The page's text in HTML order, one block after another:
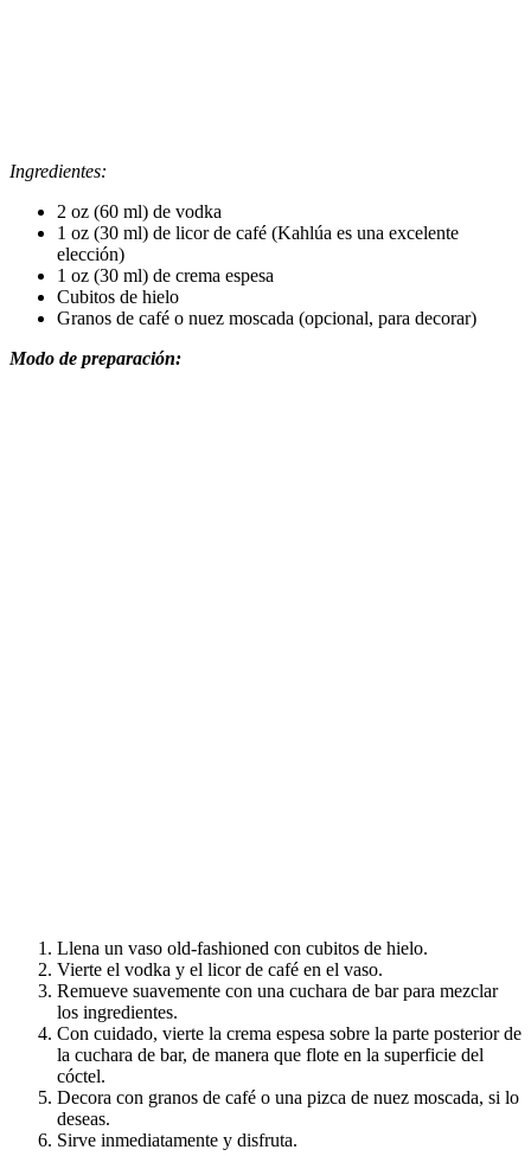
Ingredientes:
2 oz (60 ml) de vodka
1 oz (30 ml) de licor de café (Kahlúa es una excelente
elección)
1 oz (30 ml) de crema espesa
Cubitos de hielo
Granos de café o nuez moscada (opcional, para decorar)
Modo de preparación:
Llena un vaso old-fashioned con cubitos de hielo.
Vierte el vodka y el licor de café en el vaso.
Remueve suavemente con una cuchara de bar para mezclar
los ingredientes.
Con cuidado, vierte la crema espesa sobre la parte posterior de
la cuchara de bar, de manera que flote en la superficie del
cóctel.
Decora con granos de café o una pizca de nuez moscada, si lo
deseas.
Sirve inmediatamente y disfruta.